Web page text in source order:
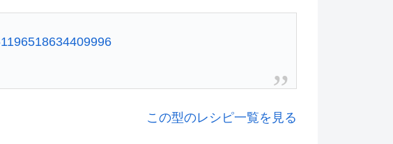
この型のレシピ一覧を見る